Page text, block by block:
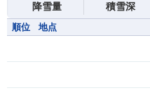
降雪量 積雪深
順位 地点